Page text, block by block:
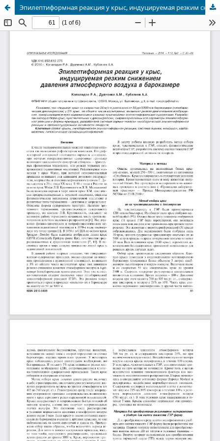
Эпилептиформная реакция у крыс, индуцируемая резким снижением давления атмосферного воздуха в барокамере